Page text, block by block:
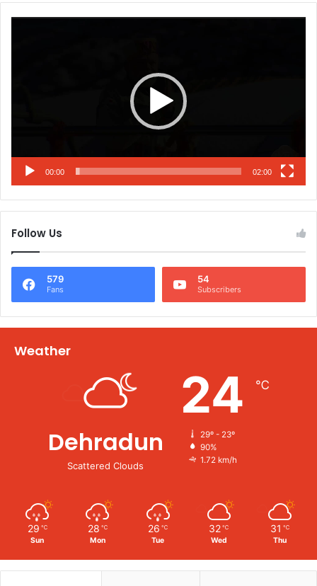
00:00 02:00
Follow Us
579
Fans
54
Subscribers
Weather
Dehradun
Scattered Clouds
24 ℃
29º - 23º
90%
1.72 km/h
29 ℃
Sun
28 ℃
Mon
26 ℃
Tue
32 ℃
Wed
31 ℃
Thu